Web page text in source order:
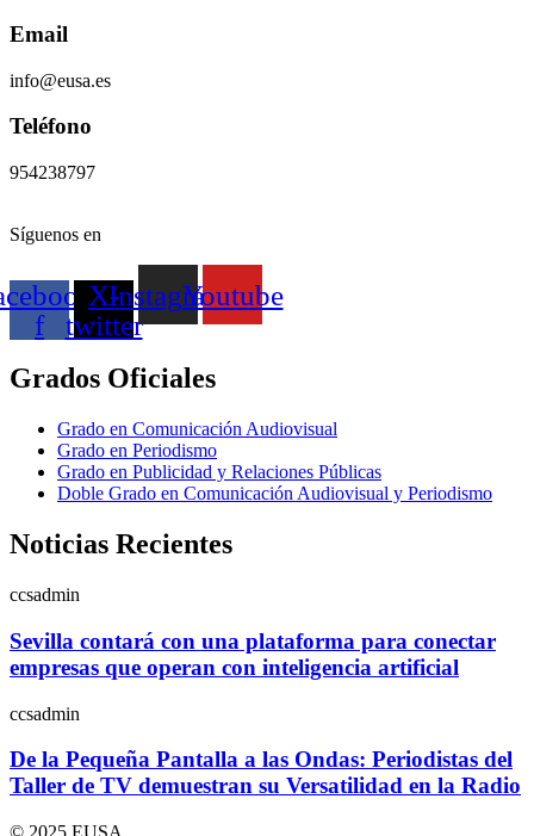
Email
info@eusa.es
Teléfono
954238797
Síguenos en
f
X-
twitter
InstagramYoutube
Grados Oficiales
Grado en Comunicación Audiovisual
Grado en Periodismo
Grado en Publicidad y Relaciones Públicas
Doble Grado en Comunicación Audiovisual y Periodismo
Noticias Recientes
ccsadmin
Sevilla contará con una plataforma para conectar
empresas que operan con inteligencia artificial
ccsadmin
De la Pequeña Pantalla a las Ondas: Periodistas del
Taller de TV demuestran su Versatilidad en la Radio
© 2025 EUSA